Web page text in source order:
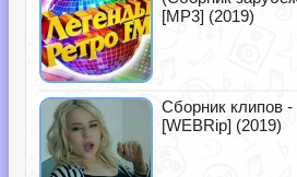
[MP3] (2019)
Сборник клипов
[WEBRip] (2019)